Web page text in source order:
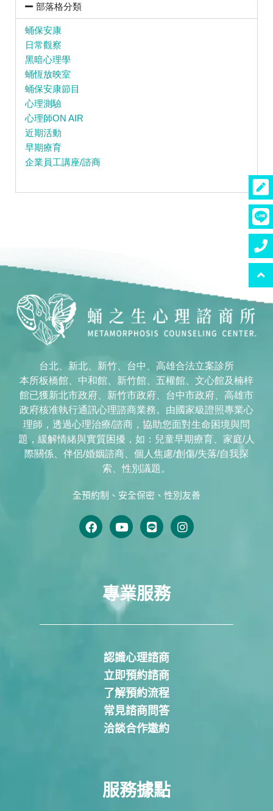
部落格分類
蛹保安康
日常觀察
黑暗心理學
蛹恆放映室
蛹保安康節目
心理測驗
心理師ON AIR
近期活動
早期療育
企業員工講座/諮商
台北、新北、新竹、台中、高雄合法立案診所
本所板橋館、中和館、新竹館、五權館、文心館及楠梓
館已獲新北市政府、新竹市政府、台中市政府、高雄市
政府核准執行通訊心理諮商業務。由國家級證照專業心
理師，透過心理治療/諮商，協助您面對生命困境與問
題，緩解情緒與實質困擾，如：兒童早期療育、家庭/人
際關係、伴侶/婚姻諮商、個人焦慮/創傷/失落/自我探
索、性別議題。
全預約制、安全保密、性別友善
專業服務
認識心理諮商
立即預約諮商
了解預約流程
常見諮商問答
洽談合作邀約
服務據點